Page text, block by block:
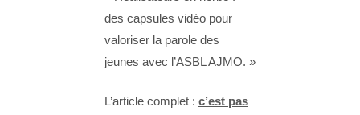
des capsules vidéo pour
valoriser la parole des
jeunes avec l’ASBL AJMO. »
L’article complet : c’est pas